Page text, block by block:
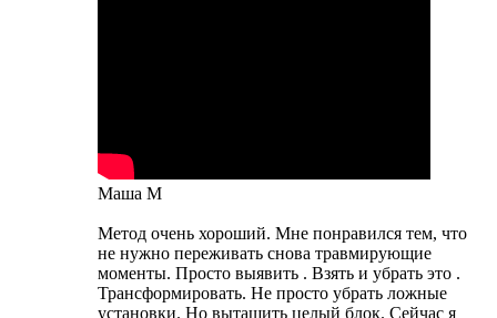
Маша М
Метод очень хороший. Мне понравился тем, что
не нужно переживать снова травмирующие
моменты. Просто выявить . Взять и убрать это .
Трансформировать. Не просто убрать ложные
установки. Но вытащить целый блок. Сейчас я